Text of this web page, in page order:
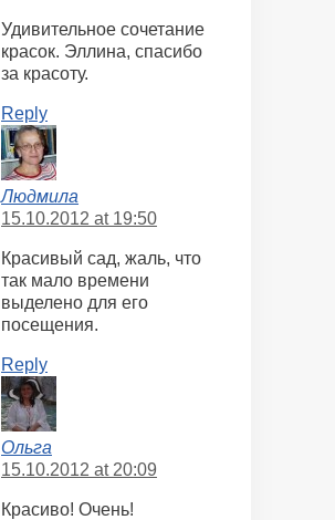
Удивительное сочетание
красок. Эллина, спасибо
за красоту.
Reply
Людмила
15.10.2012 at 19:50
Красивый сад, жаль, что
так мало времени
выделено для его
посещения.
Reply
Ольга
15.10.2012 at 20:09
Красиво! Очень!